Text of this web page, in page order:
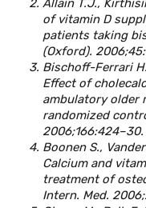
of vitamin D
patients taking
(Oxford).
Bischoff-Ferrari
Effect of
ambulatory older
randomized
2006;166:424–30.
Boonen S.,
Calcium and
treatment of
Intern. Med.